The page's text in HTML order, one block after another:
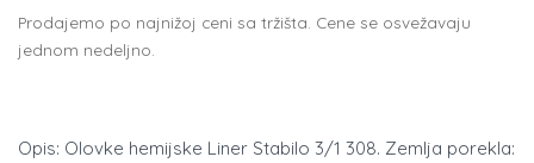
Prodajemo po najnižoj ceni sa tržišta. Cene se osvežavaju
jednom nedeljno.
Opis: Olovke hemijske Liner Stabilo 3/1 308. Zemlja porekla: